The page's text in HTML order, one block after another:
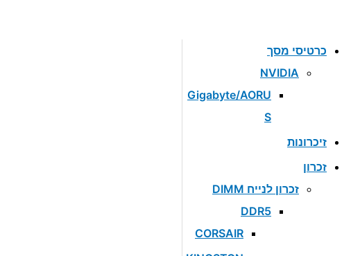
כרטיסי מסך
NVIDIA
Gigabyte/AORU
S
זיכרונות
זכרון
זכרון לנייח DIMM
DDR5
CORSAIR